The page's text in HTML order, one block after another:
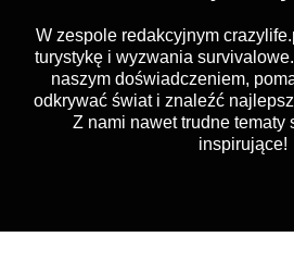
W zespole redakcyjnym
turystykę i wyzwania
naszym doświadczeniem,
odkrywać świat i znaleźć
Z nami nawet trudne tematy
inspirujące!